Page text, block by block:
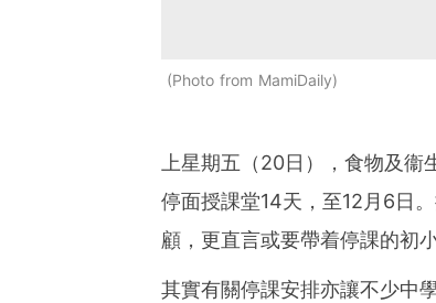
Photo from MamiDaily
上星期五（20日），食物及衞
停面授課堂14天，至12月6日
顧，更直言或要帶着停課的初
其實有關停課安排亦讓不少中